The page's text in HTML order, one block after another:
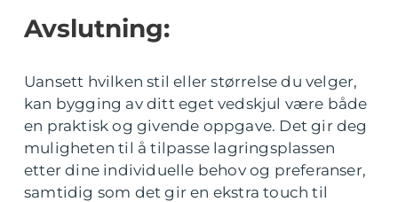
Avslutning:
Uansett hvilken stil eller størrelse du velger,
kan bygging av ditt eget vedskjul være både
en praktisk og givende oppgave. Det gir deg
muligheten til å tilpasse lagringsplassen
etter dine individuelle behov og preferanser,
samtidig som det gir en ekstra touch til